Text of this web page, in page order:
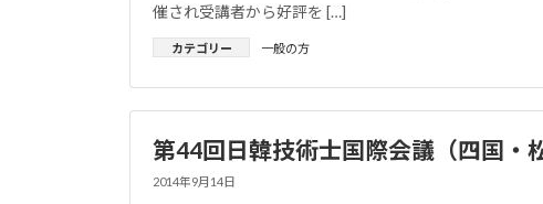
催され受講者から好評を […]
カテゴリー 一般の方
第44回日韓技術士国際会議（四国・
2014年9月14日